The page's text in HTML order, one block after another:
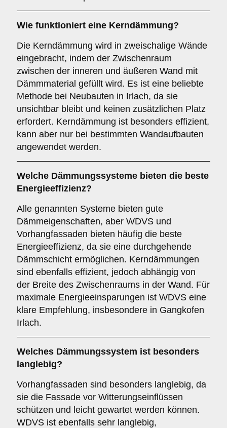
Wie funktioniert eine Kerndämmung?
Die Kerndämmung wird in zweischalige Wände
eingebracht, indem der Zwischenraum
zwischen der inneren und äußeren Wand mit
Dämmmaterial gefüllt wird. Es ist eine beliebte
Methode bei Neubauten in Irlach, da sie
unsichtbar bleibt und keinen zusätzlichen Platz
erfordert. Kerndämmung ist besonders effizient,
kann aber nur bei bestimmten Wandaufbauten
angewendet werden.
Welche Dämmungssysteme bieten die beste
Energieeffizienz?
Alle genannten Systeme bieten gute
Dämmeigenschaften, aber WDVS und
Vorhangfassaden bieten häufig die beste
Energieeffizienz, da sie eine durchgehende
Dämmschicht ermöglichen. Kerndämmungen
sind ebenfalls effizient, jedoch abhängig von
der Breite des Zwischenraums in der Wand. Für
maximale Energieeinsparungen ist WDVS eine
klare Empfehlung, insbesondere in Gangkofen
Irlach.
Welches Dämmungssystem ist besonders
langlebig?
Vorhangfassaden sind besonders langlebig, da
sie die Fassade vor Witterungseinflüssen
schützen und leicht gewartet werden können.
WDVS ist ebenfalls sehr langlebig,